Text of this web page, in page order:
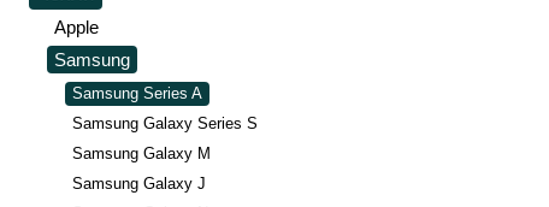
Apple
Samsung
Samsung Series A
Samsung Galaxy Series S
Samsung Galaxy M
Samsung Galaxy J